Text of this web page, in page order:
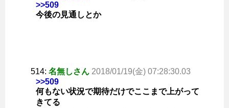
>>509
今後の見通しとか
514: 名無しさん 2018/01/19(金) 07:28:30.03
>>509
何もない状況で期待だけでここまで上がって
きてる